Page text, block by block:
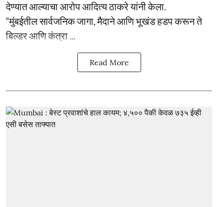
देण्यात आल्याचा आरोप आदित्य ठाकरे यांनी केला.
“मुंबईतील सार्वजनिक जागा, मैदाने आणि भूखंड हडप करून ते
बिल्डर आणि कंत्रा ...
Read More